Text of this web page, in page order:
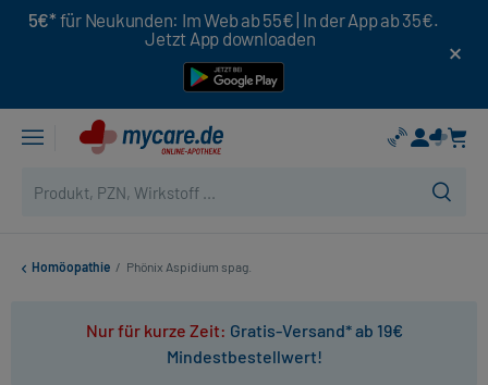
5€* für Neukunden: Im Web ab 55€ | In der App ab 35€.
Jetzt App downloaden
Homöopathie / Phönix Aspidium spag.
Nur für kurze Zeit: Gratis-Versand* ab 19€
Mindestbestellwert!